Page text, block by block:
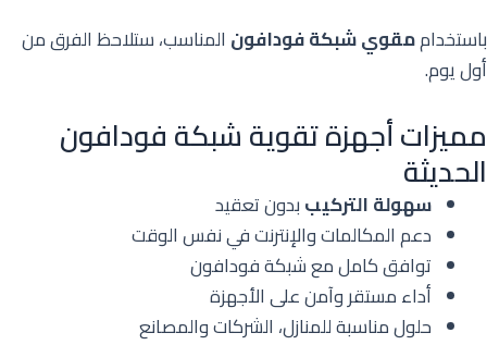
باستخداممقوي شبكة فودافون المناسب، ستلاحظ الفرق من
أول يوم.
مميزات أجهزة تقوية شبكة فودافون
الحديثة
سهولة التركيببدون تعقيد
دعم المكالمات والإنترنت في نفس الوقت
توافق كامل مع شبكة فودافون
أداء مستقر وآمن على الأجهزة
حلول مناسبة للمنازل، الشركات والمصانع